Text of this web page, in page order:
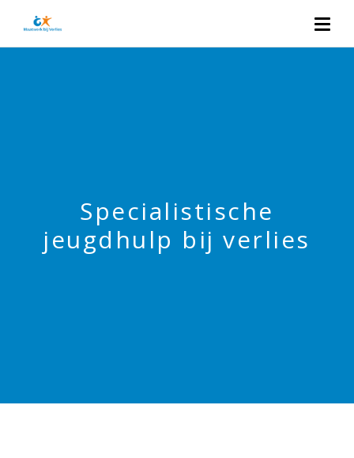
Specialistische
jeugdhulp bij verlies